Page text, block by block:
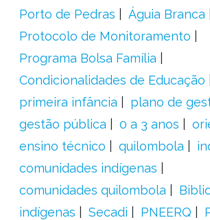
Porto de Pedras
Águia Branca
Protocolo de Monitoramento
Programa Bolsa Família
Condicionalidades de Educação
primeira infância
plano de
gestão pública
0 a 3 anos
ensino técnico
quilombola
comunidades indígenas
comunidades quilombola
indígenas
Secadi PNEERQ